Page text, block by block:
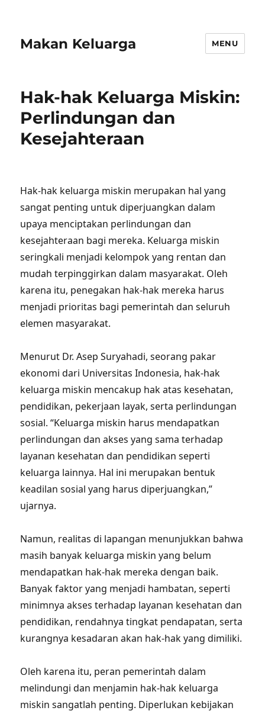
Makan Keluarga MENU
Hak-hak Keluarga Miskin:
Perlindungan dan
Kesejahteraan
Hak-hak keluarga miskin merupakan hal yang
sangat penting untuk diperjuangkan dalam
upaya menciptakan perlindungan dan
kesejahteraan bagi mereka. Keluarga miskin
seringkali menjadi kelompok yang rentan dan
mudah terpinggirkan dalam masyarakat. Oleh
karena itu, penegakan hak-hak mereka harus
menjadi prioritas bagi pemerintah dan seluruh
elemen masyarakat.
Menurut Dr. Asep Suryahadi, seorang pakar
ekonomi dari Universitas Indonesia, hak-hak
keluarga miskin mencakup hak atas kesehatan,
pendidikan, pekerjaan layak, serta perlindungan
sosial. “Keluarga miskin harus mendapatkan
perlindungan dan akses yang sama terhadap
layanan kesehatan dan pendidikan seperti
keluarga lainnya. Hal ini merupakan bentuk
keadilan sosial yang harus diperjuangkan,”
ujarnya.
Namun, realitas di lapangan menunjukkan bahwa
masih banyak keluarga miskin yang belum
mendapatkan hak-hak mereka dengan baik.
Banyak faktor yang menjadi hambatan, seperti
minimnya akses terhadap layanan kesehatan dan
pendidikan, rendahnya tingkat pendapatan, serta
kurangnya kesadaran akan hak-hak yang dimiliki.
Oleh karena itu, peran pemerintah dalam
melindungi dan menjamin hak-hak keluarga
miskin sangatlah penting. Diperlukan kebijakan